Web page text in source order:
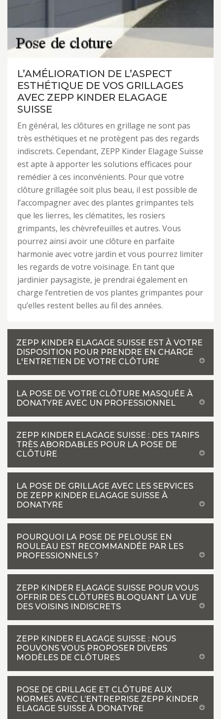
L’AMÉLIORATION DE L’ASPECT
ESTHÉTIQUE DE VOS GRILLAGES
AVEC ZEPP KINDER ELAGAGE
SUISSE
En général, les clôtures en grillage ne sont pas
très esthétiques et ne protègent pas des regards
indiscrets. Cependant, ZEPP Kinder Elagage Suisse
est apte à apporter les solutions efficaces pour
remédier à ces inconvénients. Pour que votre
clôture grillagée soit plus beau, il est possible de
l’accompagner avec des plantes grimpantes tels
que les lierres, les clématites, les rosiers
grimpants, les chèvrefeuilles et autres. Vous
pourrez ainsi avoir une clôture en parfaite
harmonie avec votre jardin et vous pourrez limiter
les regards de votre voisinage. En tant que
jardinier paysagiste, je prendrai également en
charge l’entretien de vos plantes grimpantes pour
qu’elles restent belles au fil des années.
ZEPP KINDER ELAGAGE SUISSE EST À VOTRE
DISPOSITION POUR PRENDRE EN CHARGE
L'ENTRETIEN DE VOTRE CLÔTURE
LA POSE DE VOTRE CLÔTURE MASQUÉE À
DONATYRE AVEC UN PROFESSIONNEL
ZEPP KINDER ELAGAGE SUISSE : DES TARIFS
TRÈS ABORDABLES POUR LA POSE DE
CLÔTURE
LA POSE DE GRILLAGE AVEC LES SERVICES
DE ZEPP KINDER ELAGAGE SUISSE À
DONATYRE
POURQUOI LA POSE DE PELOUSE EN
ROULEAU EST RECOMMANDÉE PAR LES
PROFESSIONNELS ?
ZEPP KINDER ELAGAGE SUISSE POUR VOUS
OFFRIR DES CLÔTURES BLOQUANT LA VUE
DES VOISINS INDISCRETS
ZEPP KINDER ELAGAGE SUISSE : NOUS
POUVONS VOUS PROPOSER DIVERS
MODÈLES DE CLÔTURES
POSE DE GRILLAGE ET CLÔTURE AUX
NORMES AVEC L’ENTREPRISE ZEPP KINDER
ELAGAGE SUISSE À DONATYRE